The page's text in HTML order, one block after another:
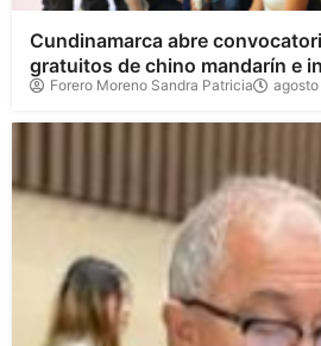
Cundinamarca abre
gratuitos de chino mandarín e
Forero Moreno Sandra Patricia